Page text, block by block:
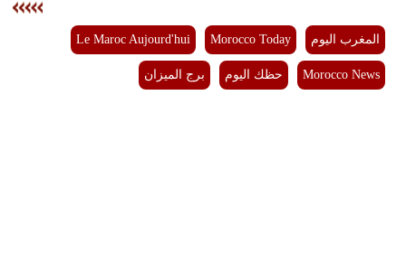
المغرب اليوم Morocco Today
Le Maroc Aujourd'hui
Morocco News حظك اليوم برج الميزان